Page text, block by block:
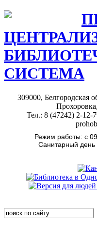
СИСТЕМА
309000, Белгородская
Тел.: 8 (47242) 2-
Режим работы: с
Санитарный